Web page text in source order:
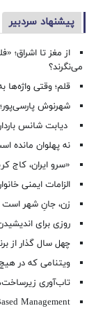
پیشنهاد سردبیر
از مغز تا اشراق؛
می‌نگرند؟
قلم؛ وقتی واژه‌ها
شهرنوش پارسی‌پور؛
دیابت شانس
نه پهلوان مانده
«سرو ایران، کاج
الزامات ایمنی
زن، جانِ شهر است
روزی برای
چهل سال گذار از
ویتنامی که در
تاب‌آوری
Management